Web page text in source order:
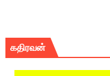
கதிரவன்